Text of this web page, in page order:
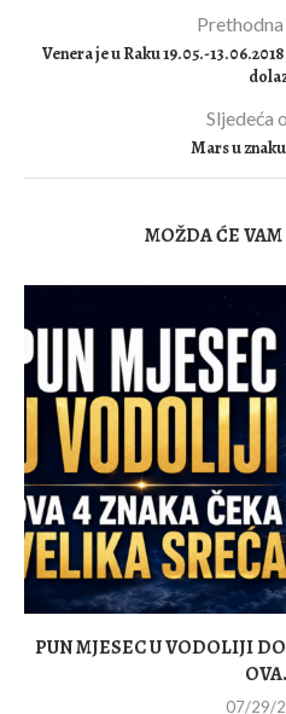
Venera je u Raku 19.05.-
Sljedeća
Mars u
MOŽDA ĆE
PUN MJESEC U VODOLIJI
07/29/